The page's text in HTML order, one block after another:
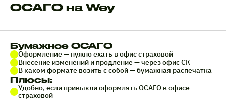
ОСАГО на Wey
Бумажное ОСАГО
Оформление — нужно ехать в офис страховой
Внесение изменений и продление — через офис СК
В каком формате возить с собой — бумажная распечатка
Плюсы:
Удобно, если привыкли оформлять ОСАГО в офисе
страховой